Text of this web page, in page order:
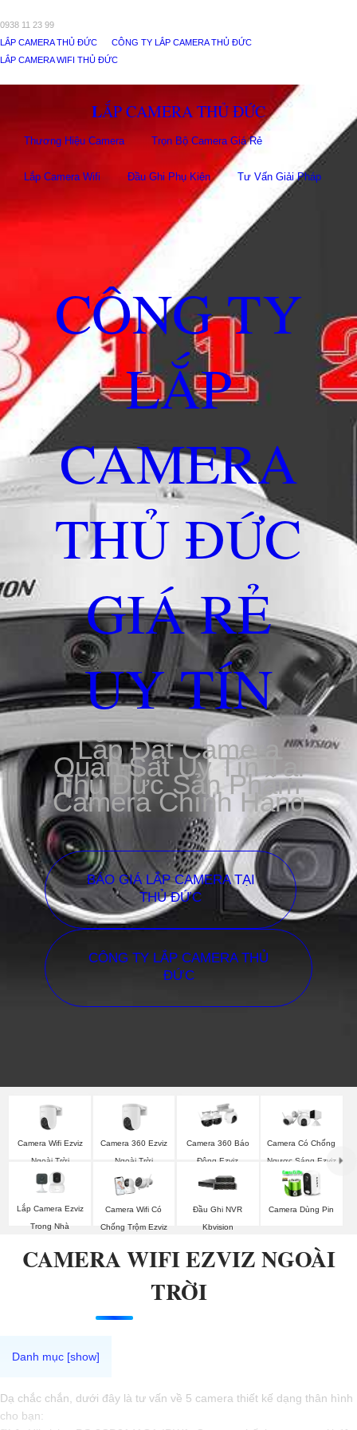
0938 11 23 99
LẮP CAMERA THỦ ĐỨC
CÔNG TY LẮP CAMERA THỦ ĐỨC
LẮP CAMERA WIFI THỦ ĐỨC
LẮP CAMERA THỦ ĐỨC
Thương Hiệu Camera Trọn Bộ Camera Giá Rẻ
Lắp Camera Wifi Đầu Ghi Phụ Kiên Tư Vấn Giải Pháp
CÔNG TY
LẮP
CAMERA
THỦ ĐỨC
GIÁ RẺ
UY TÍN
Lắp Đặt Camera
Quan Sát Uy Tín Tại
Thủ Đức Sản Phẩm
Camera Chính Hãng
BÁO GIÁ LẮP CAMERA TẠI
THỦ ĐỨC
CÔNG TY LẮP CAMERA THỦ
ĐỨC
Camera Wifi Ezviz
Ngoài Trời
Camera 360 Ezviz
Ngoài Trời
Camera 360 Báo
Động Ezviz
Camera Có Chống
Ngược Sáng Ezviz
Lắp Camera Ezviz
Trong Nhà
Camera Wifi Có
Chống Trộm Ezviz
Đầu Ghi NVR
Kbvision
Camera Dùng Pin
CAMERA WIFI EZVIZ NGOÀI
TRỜI
Dạ chắc chắn, dưới đây là tư vấn về 5 camera thiết kế dạng thân hình
cho bạn: